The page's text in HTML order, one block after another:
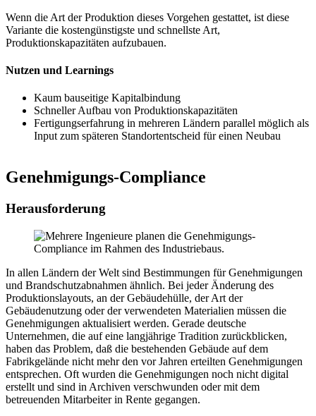
Wenn die Art der Produktion dieses Vorgehen gestattet, ist diese
Variante die kostengünstigste und schnellste Art,
Produktionskapazitäten aufzubauen.
Nutzen und Learnings
Kaum bauseitige Kapitalbindung
Schneller Aufbau von Produktionskapazitäten
Fertigungserfahrung in mehreren Ländern parallel möglich als
Input zum späteren Standortentscheid für einen Neubau
Genehmigungs-Compliance
Herausforderung
In allen Ländern der Welt sind Bestimmungen für Genehmigungen
und Brandschutzabnahmen ähnlich. Bei jeder Änderung des
Produktionslayouts, an der Gebäudehülle, der Art der
Gebäudenutzung oder der verwendeten Materialien müssen die
Genehmigungen aktualisiert werden. Gerade deutsche
Unternehmen, die auf eine langjährige Tradition zurückblicken,
haben das Problem, daß die bestehenden Gebäude auf dem
Fabrikgelände nicht mehr den vor Jahren erteilten Genehmigungen
entsprechen. Oft wurden die Genehmigungen noch nicht digital
erstellt und sind in Archiven verschwunden oder mit dem
betreuenden Mitarbeiter in Rente gegangen.